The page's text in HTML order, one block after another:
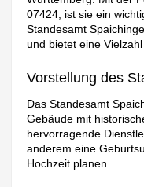
07424, ist sie ein
Standesamt
und bietet eine
Vorstellung des
Das Standesamt
Gebäude mit
hervorragende
anderem eine
Hochzeit planen.